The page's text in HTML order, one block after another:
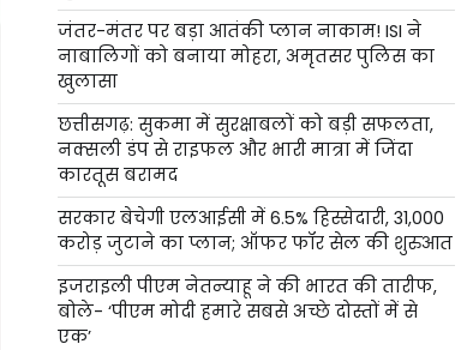
जंतर-मंतर पर बड़ा आतंकी प्लान नाकाम! ISI ने
नाबालिगों को बनाया मोहरा, अमृतसर पुलिस का
खुलासा
छत्तीसगढ़: सुकमा में सुरक्षाबलों को बड़ी सफलता,
नक्सली डंप से राइफल और भारी मात्रा में जिंदा
कारतूस बरामद
सरकार बेचेगी एलआईसी में 6.5% हिस्सेदारी, 31,000
करोड़ जुटाने का प्लान; ऑफर फॉर सेल की शुरुआत
इजराइली पीएम नेतन्याहू ने की भारत की तारीफ,
बोले- ‘पीएम मोदी हमारे सबसे अच्छे दोस्तों में से
एक’